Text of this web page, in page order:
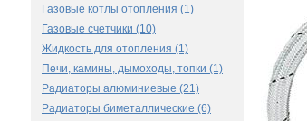
Газовые котлы отопления (1)
Газовые счетчики (10)
Жидкость для отопления (1)
Печи, камины, дымоходы, топки (1)
Радиаторы алюминиевые (21)
Радиаторы биметаллические (6)